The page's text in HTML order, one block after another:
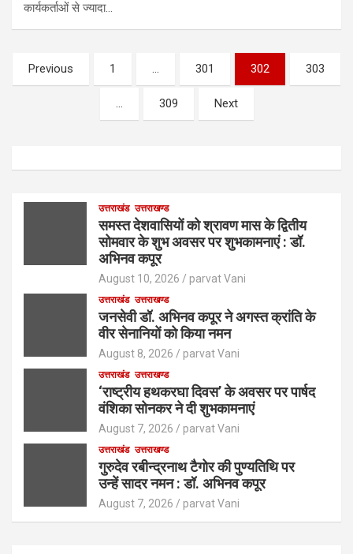
कार्यकर्ताओं से ज्यादा…
Posts
pagination
Previous 1 … 301 302 303
… 309 Next
उत्तराखंड उत्तराखण्ड
समस्त देशवासियों को श्रावण मास के द्वितीय
सोमवार के शुभ अवसर पर शुभकामनाएं : डॉ.
अभिनव कपूर
August 10, 2026 parvat Vani
उत्तराखंड उत्तराखण्ड
जनसेवी डॉ. अभिनव कपूर ने अगस्त क्रांति के
वीर सेनानियों को किया नमन
August 8, 2026 parvat Vani
उत्तराखंड उत्तराखण्ड
‘राष्ट्रीय हथकरघा दिवस’ के अवसर पर पार्षद
वंशिका सोनकर ने दी शुभकामनाएं
August 7, 2026 parvat Vani
उत्तराखंड उत्तराखण्ड
गुरुदेव रबीन्द्रनाथ टैगोर की पुण्यतिथि पर
उन्हें सादर नमन : डॉ. अभिनव कपूर
August 7, 2026 parvat Vani